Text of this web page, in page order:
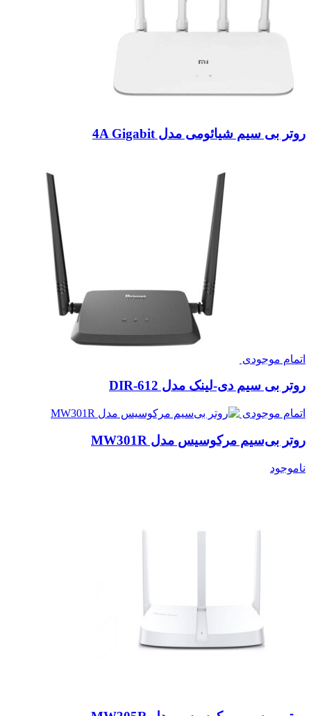
روتر بی‌ سیم شیائومی مدل 4A Gigabit
اتمام موجودی
روتر بی سیم دی-لینک مدل DIR-612
اتمام موجودی
روتر بی‌سیم مرکوسیس مدل MW301R
ناموجود